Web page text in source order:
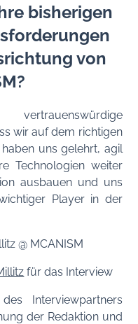
bisherigen
von
wir auf dem richtigen
uns gelehrt, agil
Technologien weiter
ausbauen und uns
Player in der
@ MCANISM
für das Interview
Interviewpartners
der Redaktion und